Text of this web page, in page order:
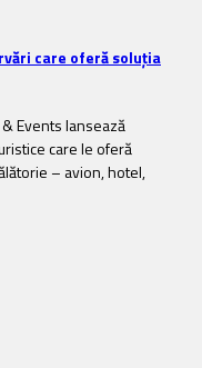
care oferă soluția
Events lansează
care le oferă
– avion, hotel,